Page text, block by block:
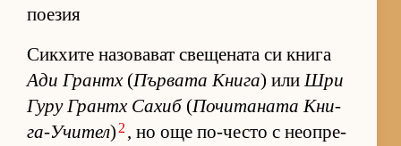
поезия
Сик­хите на­зо­ва­ват све­ще­ната си книга
Ади Грантх (Пър­вата Книга) илиШри
Гуру Грантх Са­хиб (По­чи­та­ната Кни­
га-У­чи­тел) 2 , но още по-често с не­оп­ре­